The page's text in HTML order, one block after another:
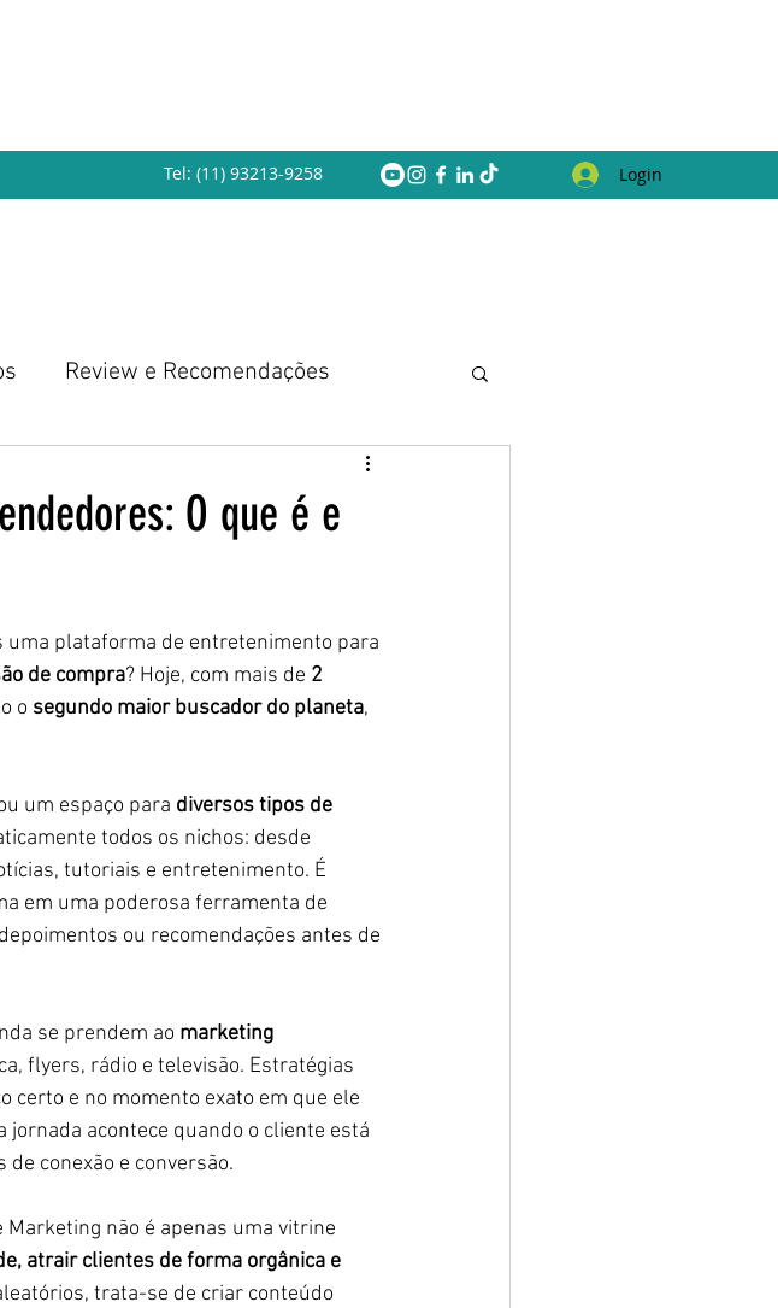
Tel: (11) 93213-9258 Login
Review e Recomendações
O que é e
uma plataforma de entretenimento para
de compra? Hoje, com mais de 2
o segundo maior buscador do planeta,
um espaço para diversos tipos de
todos os nichos: desde
tutoriais e entretenimento. É
em uma poderosa ferramenta de
ou recomendações antes de
se prendem ao marketing
flyers, rádio e televisão. Estratégias
certo e no momento exato em que ele
jornada acontece quando o cliente está
conexão e conversão.
Marketing não é apenas uma vitrine
atrair clientes de forma orgânica e
trata-se de criar conteúdo